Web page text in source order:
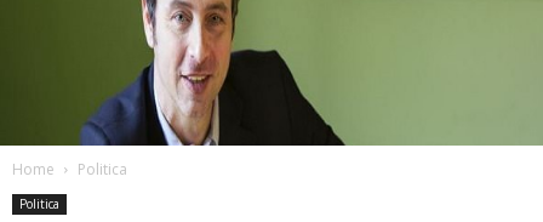
Home Politica
Politica